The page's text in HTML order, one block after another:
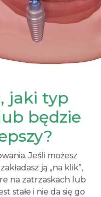
jaki typ
będzie
Jeśli możesz
ją „na klik”,
na zatrzaskach lub
stałe i nie da się go